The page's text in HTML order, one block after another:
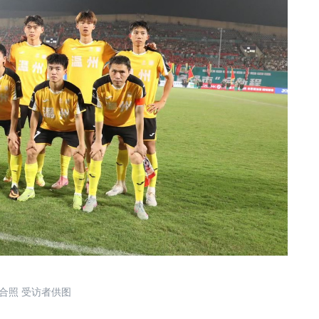
受访者供图